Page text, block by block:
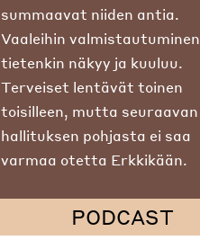
summaavat niiden antia.
Vaaleihin valmistautuminen
tietenkin näkyy ja kuuluu.
Terveiset lentävät toinen
toisilleen, mutta seuraavan
hallituksen pohjasta ei saa
varmaa otetta Erkkikään.
PODCAST